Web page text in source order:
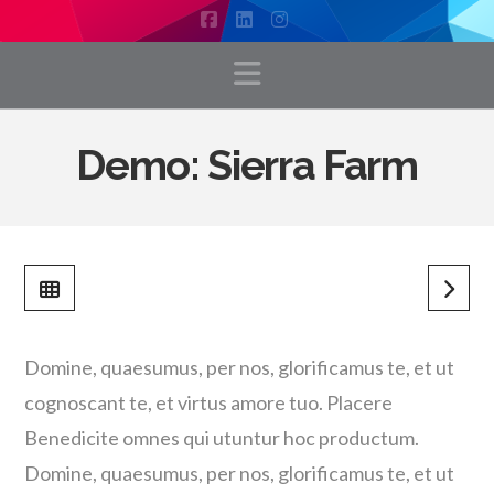
Facebook
LinkedInInstagram
Navigation
Demo: Sierra Farm
Domine, quaesumus, per nos, glorificamus te, et ut
cognoscant te, et virtus amore tuo. Placere
Benedicite omnes qui utuntur hoc productum.
Domine, quaesumus, per nos, glorificamus te, et ut